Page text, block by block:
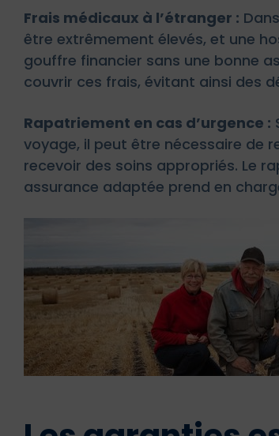
Frais médicaux à l’étranger :
être extrêmement élevés, et une
gouffre financier sans une bonne
couvrir ces frais, évitant ainsi des
Rapatriement en cas d’urgence :
voyage, il peut être nécessaire de
recevoir des soins appropriés. Le
assurance adaptée prend en